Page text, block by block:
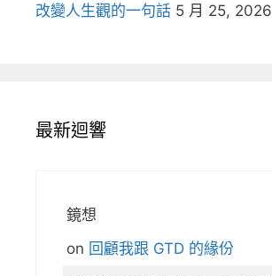
改變人生觀的一句話 5 月 25, 2026
最新迴響
鏡想
on 回顧我跟 GTD 的緣份